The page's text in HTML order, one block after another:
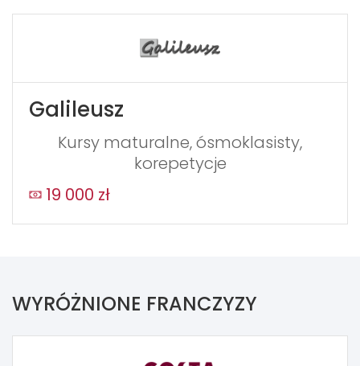
Galileusz
Kursy maturalne, ósmoklasisty,
korepetycje
19 000 zł
WYRÓŻNIONE FRANCZYZY